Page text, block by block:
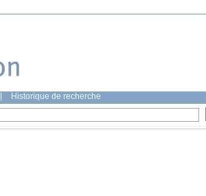
Historique de recherche